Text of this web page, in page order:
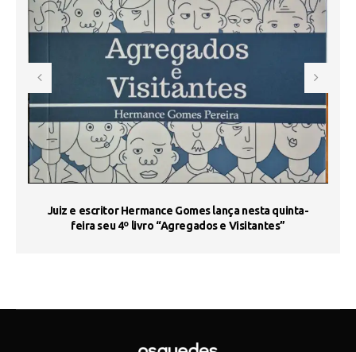
Juiz e escritor Hermance Gomes lança nesta quinta-
feira seu 4º livro “Agregados e Visitantes”